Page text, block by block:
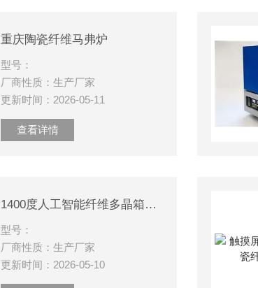
重庆陶瓷纤维马弗炉
型号：
厂商性质：生产厂家
更新时间：2026-05-11
查看详情
1400度人工智能纤维多晶箱式马弗炉
型号：
厂商性质：生产厂家
更新时间：2026-05-10